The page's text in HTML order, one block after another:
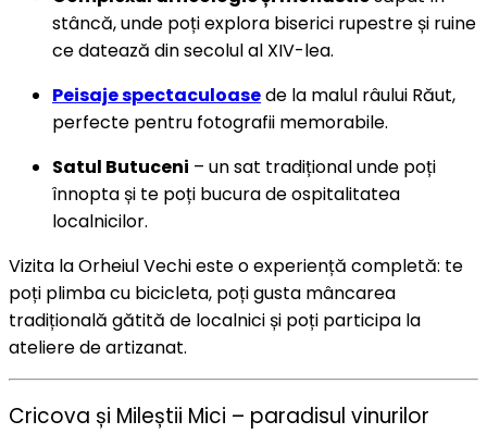
stâncă, unde poți explora biserici rupestre și ruine
ce datează din secolul al XIV-lea.
Peisaje spectaculoasede la malul râului Răut,
perfecte pentru fotografii memorabile.
Satul Butuceni – un sat tradițional unde poți
înnopta și te poți bucura de ospitalitatea
localnicilor.
Vizita la Orheiul Vechi este o experiență completă: te
poți plimba cu bicicleta, poți gusta mâncarea
tradițională gătită de localnici și poți participa la
ateliere de artizanat.
Cricova și Mileștii Mici – paradisul vinurilor